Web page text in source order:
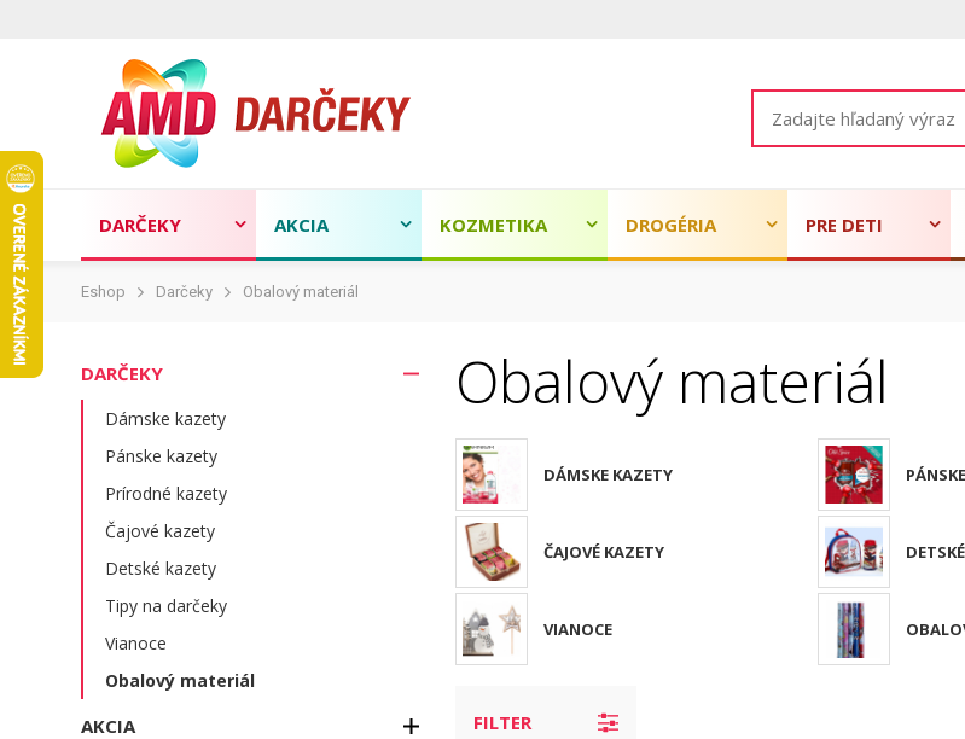
DARČEKY AKCIA KOZMETIKA DROGÉRIA PRE DETI
Eshop Darčeky Obalový materiál
DARČEKY
Dámske kazety
Pánske kazety
Prírodné kazety
Čajové kazety
Detské kazety
Tipy na darčeky
Vianoce
Obalový materiál
AKCIA
Obalový materiál
DÁMSKE KAZETY
ČAJOVÉ KAZETY
VIANOCE
FILTER